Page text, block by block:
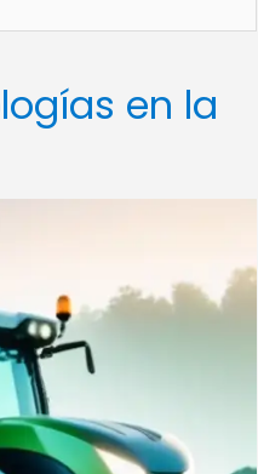
en la